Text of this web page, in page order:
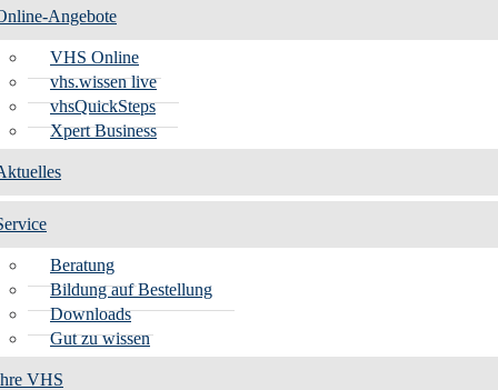
Angebote
VHS Online
vhs.wissen live
vhsQuickSteps
Xpert Business
Beratung
Bildung auf Bestellung
Downloads
Gut zu wissen
VHS
Volkshochschule Bremerhaven
Lloydstraße 15